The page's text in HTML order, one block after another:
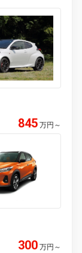
845 万円 ～
300 万円 ～